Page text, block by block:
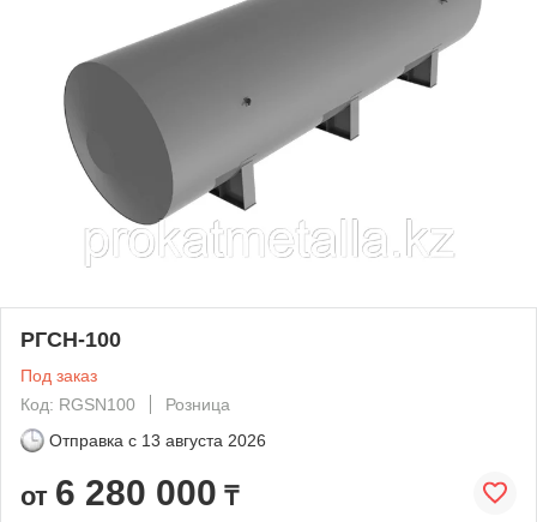
РГСН-100
Под заказ
Код: RGSN100
Розница
Отправка с 13 августа 2026
от 6 280 000 ₸